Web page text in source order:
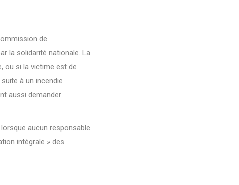
de
la solidarité nationale. La
ou si la victime est de
à un incendie
aussi demander
aucun responsable
intégrale » des